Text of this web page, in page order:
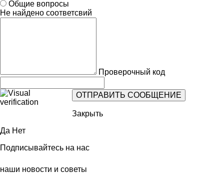
Общие вопросы
Не найдено соответсвий
Проверочный код
Закрыть
Да Нет
Подписывайтесь на нас
наши новости и советы